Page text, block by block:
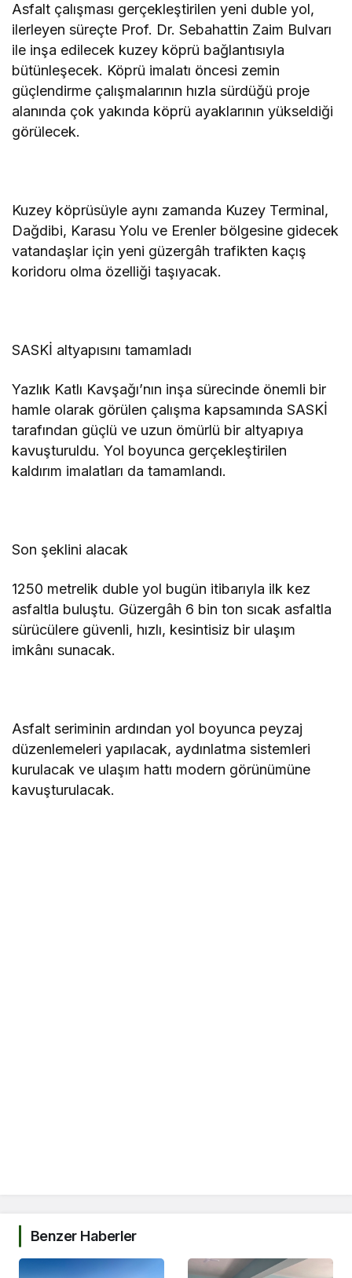
Asfalt çalışması gerçekleştirilen yeni duble yol,
ilerleyen süreçte Prof. Dr. Sebahattin Zaim Bulvarı
ile inşa edilecek kuzey köprü bağlantısıyla
bütünleşecek. Köprü imalatı öncesi zemin
güçlendirme çalışmalarının hızla sürdüğü proje
alanında çok yakında köprü ayaklarının yükseldiği
görülecek.
Kuzey köprüsüyle aynı zamanda Kuzey Terminal,
Dağdibi, Karasu Yolu ve Erenler bölgesine gidecek
vatandaşlar için yeni güzergâh trafikten kaçış
koridoru olma özelliği taşıyacak.
SASKİ altyapısını tamamladı
Yazlık Katlı Kavşağı’nın inşa sürecinde önemli bir
hamle olarak görülen çalışma kapsamında SASKİ
tarafından güçlü ve uzun ömürlü bir altyapıya
kavuşturuldu. Yol boyunca gerçekleştirilen
kaldırım imalatları da tamamlandı.
Son şeklini alacak
1250 metrelik duble yol bugün itibarıyla ilk kez
asfaltla buluştu. Güzergâh 6 bin ton sıcak asfaltla
sürücülere güvenli, hızlı, kesintisiz bir ulaşım
imkânı sunacak.
Asfalt seriminin ardından yol boyunca peyzaj
düzenlemeleri yapılacak, aydınlatma sistemleri
kurulacak ve ulaşım hattı modern görünümüne
kavuşturulacak.
Benzer Haberler